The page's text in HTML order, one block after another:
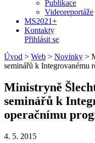
Publikace
Videoreportáže
MS2021+
Kontakty
Přihlásit se
Úvod > Web > Novinky >
seminářů k Integrovanému
Ministryně
seminářů k
operačnímu
4. 5. 2015